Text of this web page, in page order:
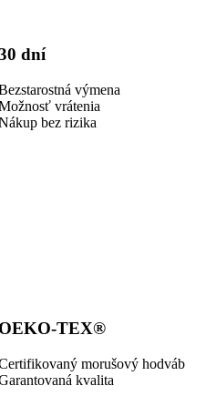
dní
výmena
vrátenia
bez rizika
TEX®
morušový hodváb
kvalita